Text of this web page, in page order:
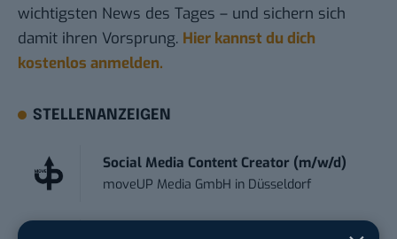
wichtigsten News des Tages – und sichern sich
damit ihren Vorsprung. Hier kannst du dich
kostenlos anmelden.
STELLENANZEIGEN
Social Media Content Creator (m/w/d)
moveUP Media GmbH in Düsseldorf